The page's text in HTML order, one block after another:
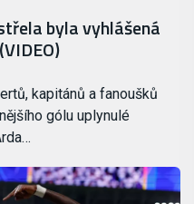
byla vyhlášená
kapitánů a fanoušků
gólu uplynulé